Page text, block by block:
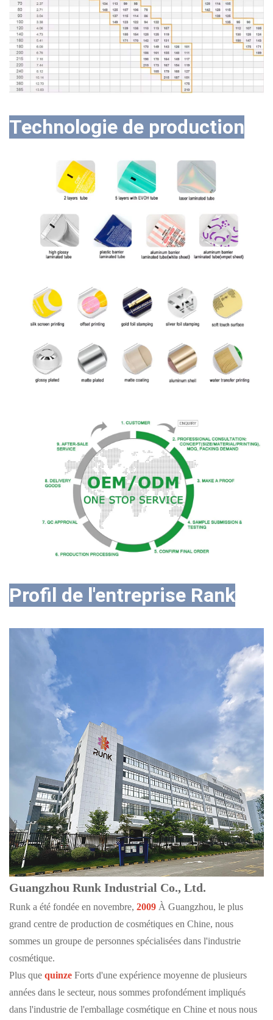
Technologie de production
Profil de l'entreprise Rank
Guangzhou Runk Industrial Co., Ltd.
Runk a été fondée en novembre, 2009 À Guangzhou, le plus
grand centre de production de cosmétiques en Chine, nous
sommes un groupe de personnes spécialisées dans l'industrie
cosmétique.
Plus que quinze Forts d'une expérience moyenne de plusieurs
années dans le secteur, nous sommes profondément impliqués
dans l'industrie de l'emballage cosmétique en Chine et nous nous